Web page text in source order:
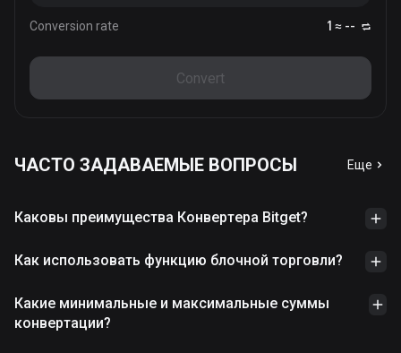
Conversion rate 1 ≈ --
Convert
ЧАСТО ЗАДАВАЕМЫЕ ВОПРОСЫ Еще
Каковы преимущества Конвертера Bitget?
Как использовать функцию блочной торговли?
Какие минимальные и максимальные суммы
конвертации?